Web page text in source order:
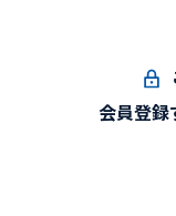
会員登録